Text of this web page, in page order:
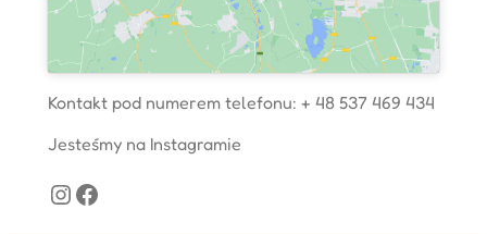
Kontakt pod numerem telefonu: + 48 537 469 434
Jesteśmy na Instagramie
Instagram
Facebook